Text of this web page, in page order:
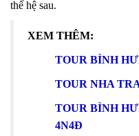
thế hệ sau.
XEM THÊM:
TOUR BÌNH
TOUR NHA
TOUR BÌNH
4N4Đ